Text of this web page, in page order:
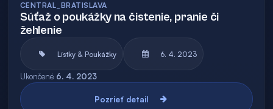
CENTRAL_BRATISLAVA
Súťaž o poukážky na čistenie, pranie či
žehlenie
Lístky & Poukážky 6. 4. 2023
Ukončené 6. 4. 2023
Pozrieť detail